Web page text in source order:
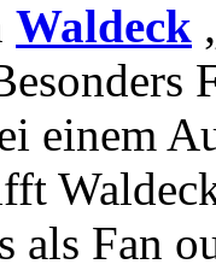
Waldeck
einem
als Fan